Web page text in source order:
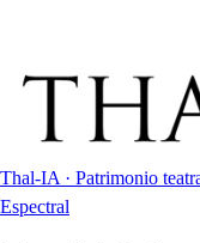
Thal-IA · Patrimonio
Espectral